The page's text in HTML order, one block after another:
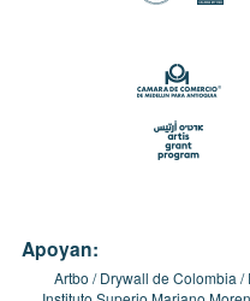
Apoyan:
Artbo Drywall de Colombia